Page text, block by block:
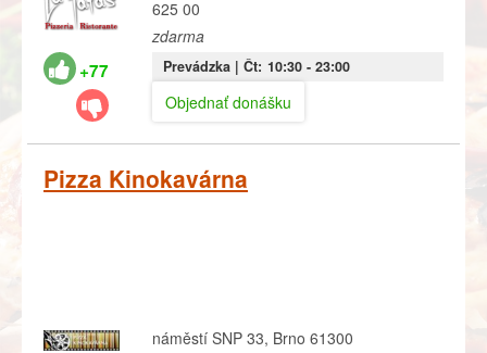
+77
625 00
zdarma
Prevádzka | Čt: 10:30- 23:00
Objednať donášku
Pizza Kinokavárna
náměstí SNP 33, Brno 61300